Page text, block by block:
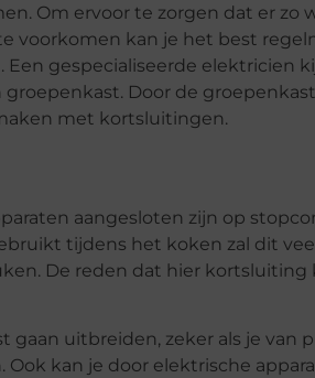
Om ervoor te zorgen dat er zo
voorkomen kan je het best
gespecialiseerde elektricien
Door de
met kortsluitingen.
aangesloten zijn op
tijdens het koken zal dit
De reden dat hier kortsluiting
gaan uitbreiden, zeker als je van
kan je door elektrische